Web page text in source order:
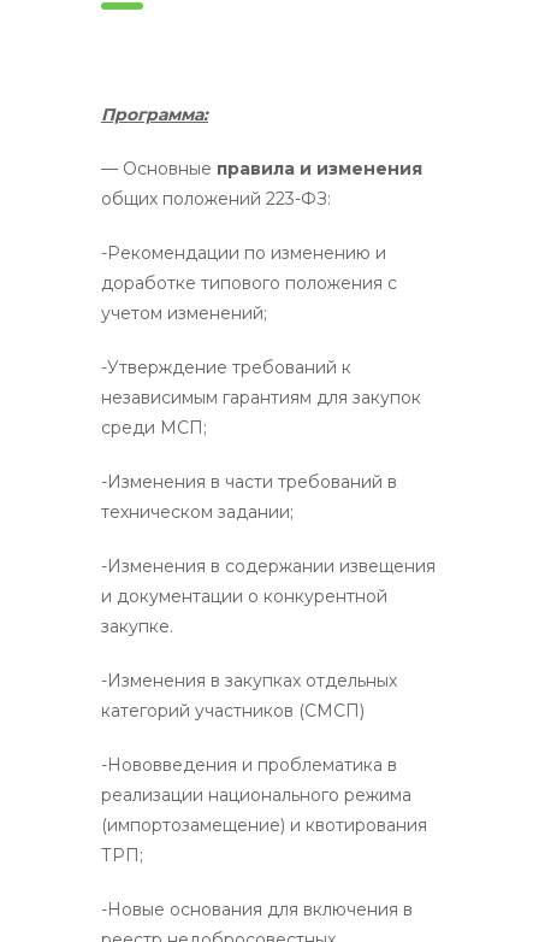
Программа:
— Основные правила и изменения
общих положений 223-ФЗ:
-Рекомендации по изменению и
доработке типового положения с
учетом изменений;
-Утверждение требований к
независимым гарантиям для закупок
среди МСП;
-Изменения в части требований в
техническом задании;
-Изменения в содержании извещения
и документации о конкурентной
закупке.
-Изменения в закупках отдельных
категорий участников (СМСП)
-Нововведения и проблематика в
реализации национального режима
(импортозамещение) и квотирования
ТРП;
-Новые основания для включения в